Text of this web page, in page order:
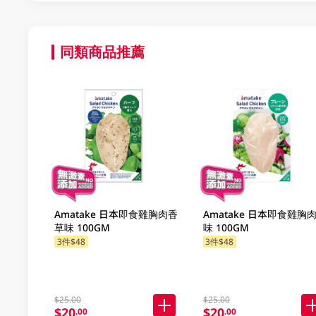
同類商品推薦
Amatake 日本即食雞胸肉香
草味 100GM
3件$48
$25.00
.00
Amatake 日本即食雞胸
味 100GM
3件$48
$25.00
.00